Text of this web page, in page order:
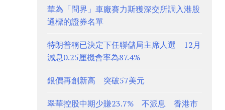
華為「問界」車廠賽力斯獲深交所調入港股
通標的證券名單
特朗普稱已決定下任聯儲局主席人選 12月
減息0.25厘機會率為87.4%
銀價再創新高 突破57美元
翠華控股中期少賺23.7% 不派息 香港市